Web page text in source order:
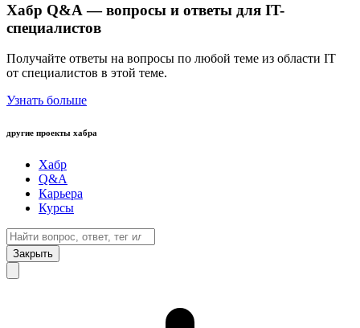
Хабр Q&A — вопросы и ответы для IT-
специалистов
Получайте ответы на вопросы по любой теме из области IT
от специалистов в этой теме.
Узнать больше
другие проекты хабра
Хабр
Q&A
Карьера
Курсы
Закрыть